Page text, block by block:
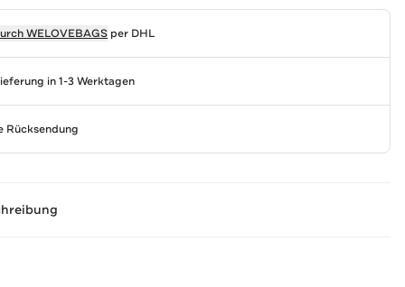
WELOVEBAGS per DHL
in 1-3 Werktagen
Rücksendung